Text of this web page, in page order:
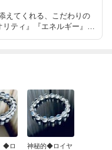
てくれる、こだわりの
ティ』『エネルギー』
然石アイテムをご紹介し
◆ロ
神秘的◆ロイヤ